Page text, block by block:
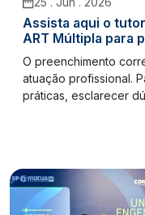
Assista aqui o
ART Múltipla para
O preenchimento
atuação profissional.
práticas, esclarecer